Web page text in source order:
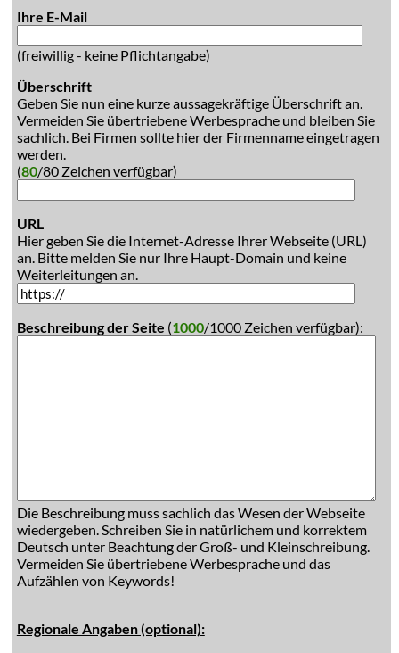
Ihre E-Mail
(freiwillig - keine Pflichtangabe)
Überschrift
Geben Sie nun eine kurze aussagekräftige Überschrift an.
Vermeiden Sie übertriebene Werbesprache und bleiben Sie
sachlich. Bei Firmen sollte hier der Firmenname eingetragen
werden.
(80/80 Zeichen verfügbar)
URL
Hier geben Sie die Internet-Adresse Ihrer Webseite (URL)
an. Bitte melden Sie nur Ihre Haupt-Domain und keine
Weiterleitungen an.
Beschreibung der Seite (1000/1000 Zeichen verfügbar):
Die Beschreibung muss sachlich das Wesen der Webseite
wiedergeben. Schreiben Sie in natürlichem und korrektem
Deutsch unter Beachtung der Groß- und Kleinschreibung.
Vermeiden Sie übertriebene Werbesprache und das
Aufzählen von Keywords!
Regionale Angaben (optional):